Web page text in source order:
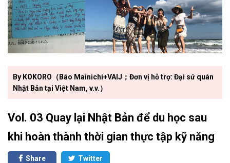
By KOKORO（Báo Mainichi+VAIJ；Đơn vị hỗ trợ: Đại sứ quán
Nhật Bản tại Việt Nam, v.v.）
Vol. 03 Quay lại Nhật Bản để du học sau
khi hoàn thành thời gian thực tập kỹ năng
Share Twitter